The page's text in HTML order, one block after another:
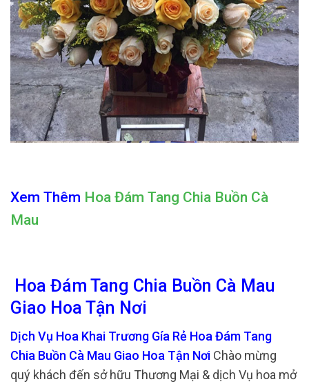
Xem Thêm Hoa Đám Tang Chia Buồn Cà
Mau
Hoa Đám Tang Chia Buồn Cà Mau
Giao Hoa Tận Nơi
Dịch Vụ Hoa Khai Trương Gía Rẻ Hoa Đám Tang
Chia Buồn Cà Mau Giao Hoa Tận Nơi Chào mừng
quý khách đến sở hữu Thương Mại & dịch Vụ hoa mở